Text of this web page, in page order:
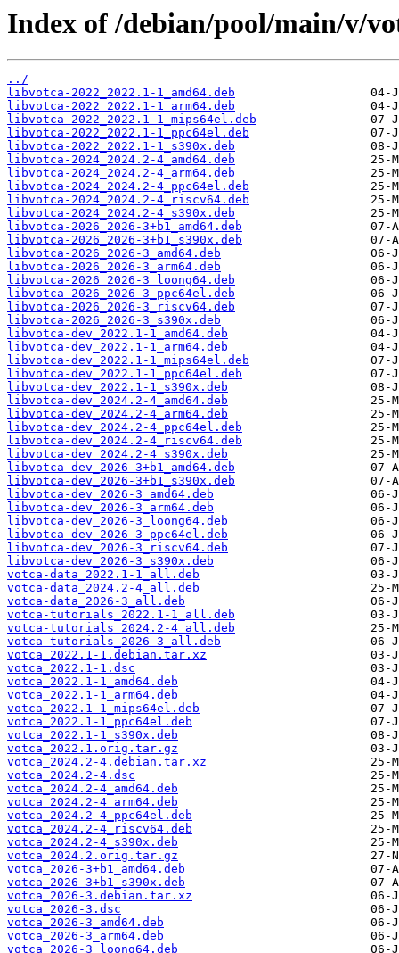
Index of /debian/pool/main/v/
../
libvotca-2022_2022.1-1_amd64.deb
libvotca-2022_2022.1-1_arm64.deb
libvotca-2022_2022.1-1_mips64el.deb
libvotca-2022_2022.1-1_ppc64el.deb
libvotca-2022_2022.1-1_s390x.deb
libvotca-2024_2024.2-4_amd64.deb
libvotca-2024_2024.2-4_arm64.deb
libvotca-2024_2024.2-4_ppc64el.deb
libvotca-2024_2024.2-4_riscv64.deb
libvotca-2024_2024.2-4_s390x.deb
libvotca-2026_2026-3+b1_amd64.deb
libvotca-2026_2026-3+b1_s390x.deb
libvotca-2026_2026-3_amd64.deb
libvotca-2026_2026-3_arm64.deb
libvotca-2026_2026-3_loong64.deb
libvotca-2026_2026-3_ppc64el.deb
libvotca-2026_2026-3_riscv64.deb
libvotca-2026_2026-3_s390x.deb
libvotca-dev_2022.1-1_amd64.deb
libvotca-dev_2022.1-1_arm64.deb
libvotca-dev_2022.1-1_mips64el.deb
libvotca-dev_2022.1-1_ppc64el.deb
libvotca-dev_2022.1-1_s390x.deb
libvotca-dev_2024.2-4_amd64.deb
libvotca-dev_2024.2-4_arm64.deb
libvotca-dev_2024.2-4_ppc64el.deb
libvotca-dev_2024.2-4_riscv64.deb
libvotca-dev_2024.2-4_s390x.deb
libvotca-dev_2026-3+b1_amd64.deb
libvotca-dev_2026-3+b1_s390x.deb
libvotca-dev_2026-3_amd64.deb
libvotca-dev_2026-3_arm64.deb
libvotca-dev_2026-3_loong64.deb
libvotca-dev_2026-3_ppc64el.deb
libvotca-dev_2026-3_riscv64.deb
libvotca-dev_2026-3_s390x.deb
votca-data_2022.1-1_all.deb
votca-data_2024.2-4_all.deb
votca-data_2026-3_all.deb
votca-tutorials_2022.1-1_all.deb
votca-tutorials_2024.2-4_all.deb
votca-tutorials_2026-3_all.deb
votca_2022.1-1.debian.tar.xz
votca_2022.1-1.dsc
votca_2022.1-1_amd64.deb
votca_2022.1-1_arm64.deb
votca_2022.1-1_mips64el.deb
votca_2022.1-1_ppc64el.deb
votca_2022.1-1_s390x.deb
votca_2022.1.orig.tar.gz
votca_2024.2-4.debian.tar.xz
votca_2024.2-4.dsc
votca_2024.2-4_amd64.deb
votca_2024.2-4_arm64.deb
votca_2024.2-4_ppc64el.deb
votca_2024.2-4_riscv64.deb
votca_2024.2-4_s390x.deb
votca_2024.2.orig.tar.gz
votca_2026-3+b1_amd64.deb
votca_2026-3+b1_s390x.deb
votca_2026-3.debian.tar.xz
votca_2026-3.dsc
votca_2026-3_amd64.deb
votca_2026-3_arm64.deb
votca_2026-3_loong64.deb